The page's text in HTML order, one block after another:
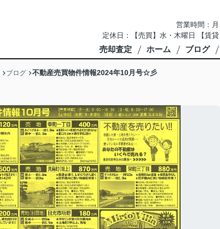
営業時間：
定休日：【売買】水・木曜日 【賃
売却査定 ホーム ブログ
ブログ 不動産売買物件情報2024年10月号☆彡